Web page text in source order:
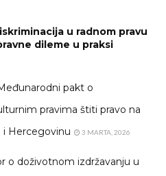
u radnom pravu
dileme u praksi
pakt o
pravima štiti pravo na
i Hercegovinu
3 MARTA, 2026
o doživotnom izdržavanju u